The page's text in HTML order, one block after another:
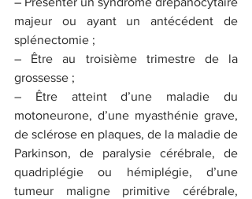
majeur ou ayant un antécédent de
splénectomie ;
– Être au troisième trimestre de la
grossesse ;
– Être atteint d’une maladie du
motoneurone, d’une myasthénie grave,
de sclérose en plaques, de la maladie de
Parkinson, de paralysie cérébrale, de
quadriplégie ou hémiplégie, d’une
tumeur maligne primitive cérébrale,